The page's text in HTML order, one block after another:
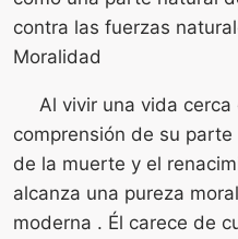
contra las fuerzas
Moralidad
Al vivir una vida
comprensión de su
de la muerte y el
alcanza una pureza
moderna . Él carece de